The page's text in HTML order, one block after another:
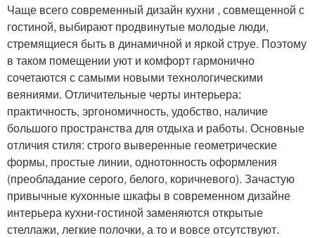
Чаще всего современный дизайн кухни , совмещенной с
гостиной, выбирают продвинутые молодые люди,
стремящиеся быть в динамичной и яркой струе. Поэтому
в таком помещении уют и комфорт гармонично
сочетаются с самыми новыми технологическими
веяниями. Отличительные черты интерьера:
практичность, эргономичность, удобство, наличие
большого пространства для отдыха и работы. Основные
отличия стиля: строго выверенные геометрические
формы, простые линии, однотонность оформления
(преобладание серого, белого, коричневого). Зачастую
привычные кухонные шкафы в современном дизайне
интерьера кухни-гостиной заменяются открытые
стеллажи, легкие полочки, а то и вовсе отсутствуют.